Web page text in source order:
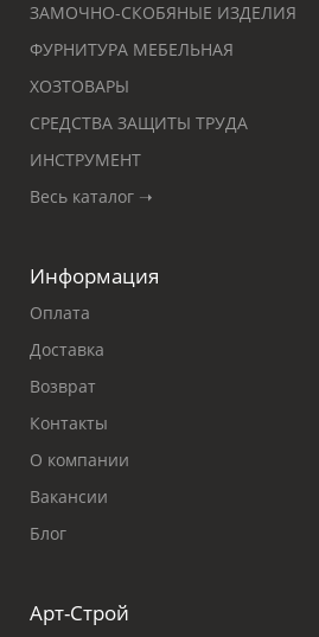
ЗАМОЧНО-СКОБЯНЫЕ ИЗДЕЛИЯ
ФУРНИТУРА МЕБЕЛЬНАЯ
ХОЗТОВАРЫ
СРЕДСТВА ЗАЩИТЫ ТРУДА
ИНСТРУМЕНТ
Весь каталог ➝
Информация
Оплата
Доставка
Возврат
Контакты
О компании
Вакансии
Блог
Арт-Строй